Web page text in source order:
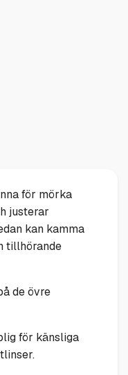
för mörka
justerar
kan kamma
tillhörande
de övre
för känsliga